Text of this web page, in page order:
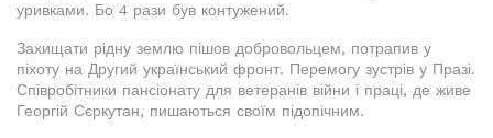
уривками. Бо 4 рази був контужений.
Захищати рідну землю пішов добровольцем, потрапив у
піхоту на Другий український фронт. Перемогу зустрів у Празі.
Співробітники пансіонату для ветеранів війни і праці, де живе
Георгій Сєркутан, пишаються своїм підопічним.